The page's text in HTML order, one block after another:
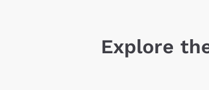
Explore